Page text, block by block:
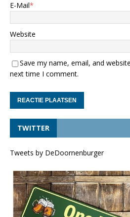
E-Mail*
Website
Save my name, email, and
next time I comment.
TWITTER
Tweets by DeDoornenburger